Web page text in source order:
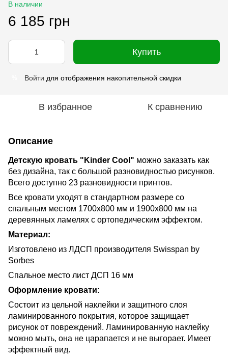
В наличии
6 185 грн
Купить
Войти для отображения накопительной скидки
В избранное К сравнению
Описание
Детскую кровать "Kinder Cool" можно заказать как
без дизайна, так с большой разновидностью рисунков.
Всего доступно 23 разновидности принтов.
Все кровати уходят в стандартном размере со
спальным местом 1700х800 мм и 1900х800 мм на
деревянных ламелях с ортопедическим эффектом.
Материал:
Изготовлено из ЛДСП производителя Swisspan by
Sorbes
Спальное место лист ДСП 16 мм
Оформление кровати:
Состоит из цельной наклейки и защитного слоя
ламинированного покрытия, которое защищает
рисунок от повреждений. Ламинированную наклейку
можно мыть, она не царапается и не выгорает. Имеет
эффектный вид.